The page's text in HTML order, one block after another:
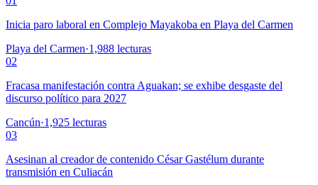
Inicia paro laboral en Complejo Mayakoba en Playa del Carmen
Playa del Carmen·1,988 lecturas
02
Fracasa manifestación contra Aguakan; se exhibe desgaste del
discurso político para 2027
Cancún·1,925 lecturas
03
Asesinan al creador de contenido César Gastélum durante
transmisión en Culiacán